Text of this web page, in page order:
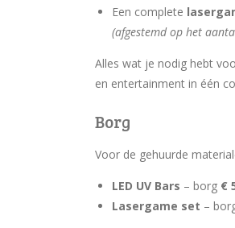
Een complete
(afgestemd op het
Alles wat je nodig hebt
en entertainment in één
Borg
Voor de gehuurde
LED UV Bars – borg €
Lasergame set –